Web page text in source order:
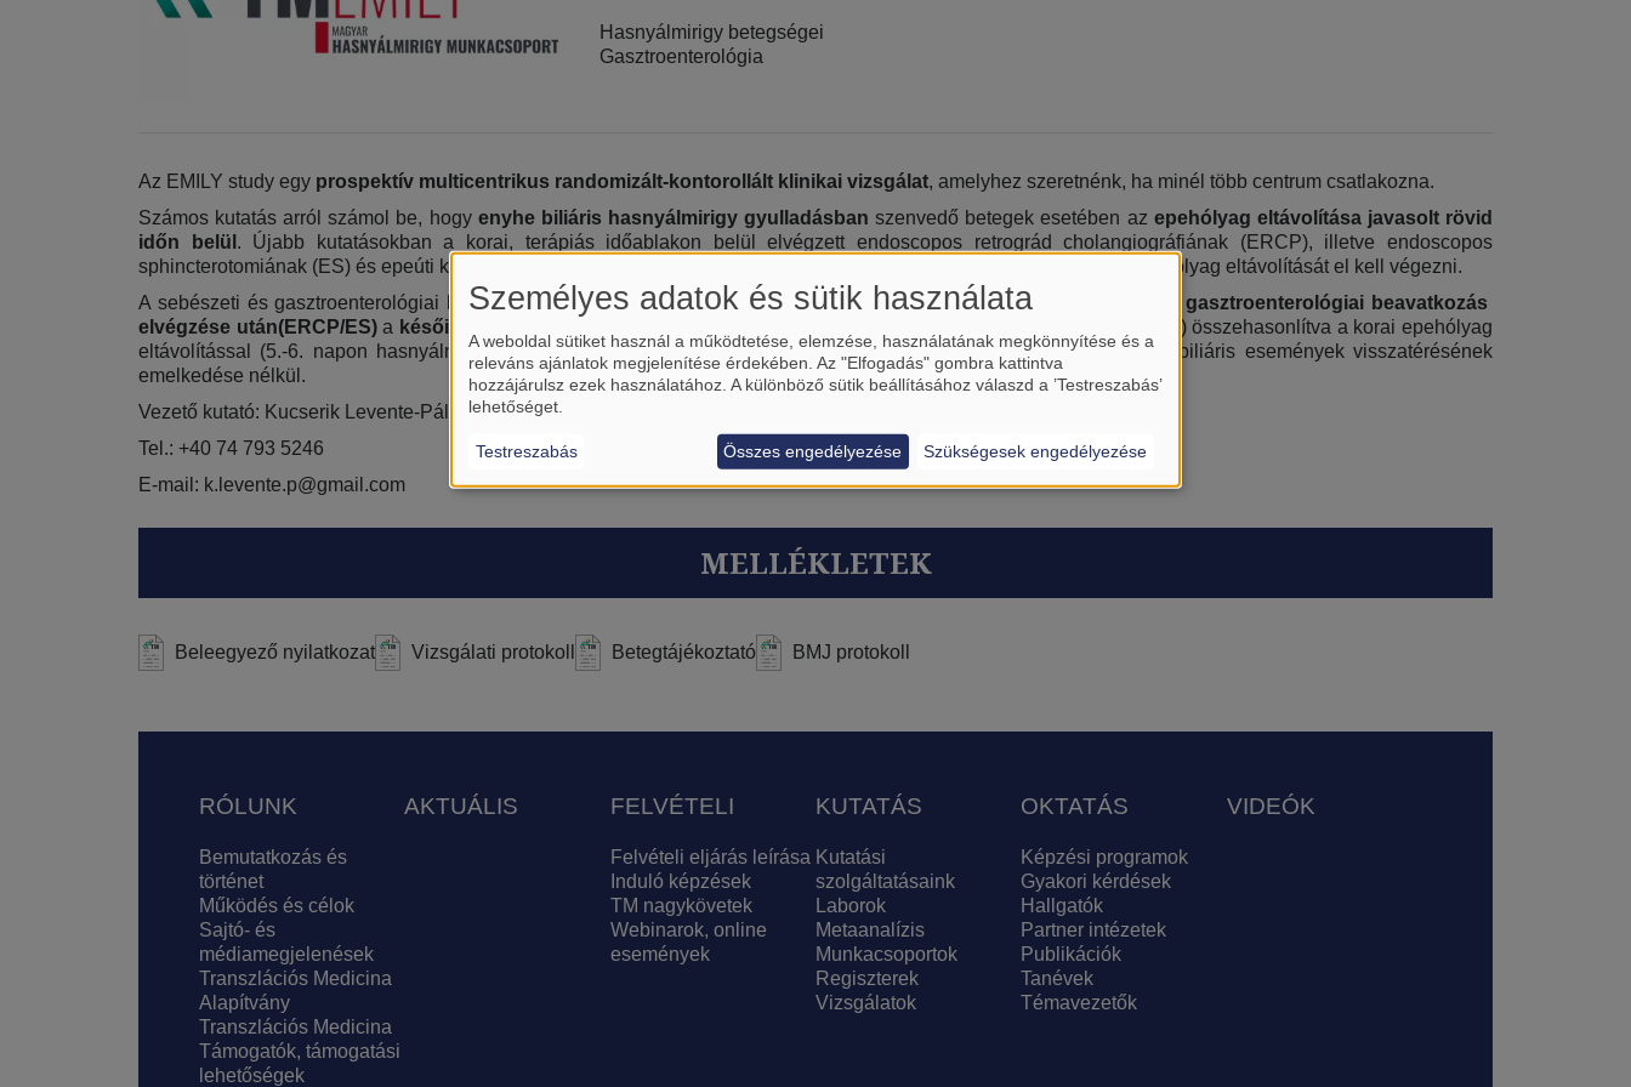
Hasnyálmirigy betegségei
Gasztroenterológia
Az EMILY study egy prospektív multicentrikus randomizált-kontorollált klinikai vizsgálat, amelyhez szeretnénk, ha minél több centrum csatlakozna.
Számos kutatás arról számol be, hogyenyhe biliáris hasnyálmirigy gyulladásban szenvedő betegek esetében az epehólyag eltávolítása javasolt rövid
időn belül . Újabb kutatásokban a korai, terápiás időablakon belül elvégzett endoscopos retrográd cholangiográfiának (ERCP), illetve endoscopos
sphincterotomiának (ES) és epeúti kőextractionak tulajdonítanak jelentőséget, ami viszont nem zárja ki azt, hogy az epehólyag eltávolítását el kell végezni.
A sebészeti és gasztroenterológiai kezelési forma együttes alkalmazásával a tanulmány fő célja, hogy bebizonyítsuk agasztroenterológiai beavatkozás
elvégzése után(ERCP/ES)a késői epehólyag eltávolítást
(45.-60. nap között a hasnyálmirigy gyulladás lezajlása után) összehasonlítva a korai epehólyag
eltávolítással (5.-6. napon hasnyálmirigy gyulladás lezajlása után), elvégezhetőugyanazzal az eredménnyelés a biliáris események visszatérésének
emelkedése nélkül.
Vezető kutató: Kucserik Levente-Pál
Tel.: +40 74 793 5246
E-mail: k.levente.p@gmail.com
MELLÉKLETEK
Beleegyező nyilatkozat Vizsgálati protokoll Betegtájékoztató BMJ protokoll
Lábléc
RÓLUNK
Bemutatkozás és
történet
Működés és célok
Sajtó- és
médiamegjelenések
Transzlációs Medicina
Alapítvány
Transzlációs Medicina
Támogatók, támogatási
lehetőségek
AKTUÁLIS FELVÉTELI
Felvételi eljárás leírása
Induló képzések
TM nagykövetek
Webinarok, online
események
KUTATÁS
Kutatási
szolgáltatásaink
Laborok
Metaanalízis
Munkacsoportok
Regiszterek
Vizsgálatok
OKTATÁS
Képzési programok
Gyakori kérdések
Hallgatók
Partner intézetek
Publikációk
Tanévek
Témavezetők
VIDEÓK
Személyes adatok és sütik használata
A weboldal sütiket használ a működtetése, elemzése, használatának megkönnyítése és a
releváns ajánlatok megjelenítése érdekében. Az "Elfogadás" gombra kattintva
hozzájárulsz ezek használatához. A különböző sütik beállításához válaszd a ’Testreszabás’
lehetőséget.
Testreszabás Szükségesek engedélyezése
Összes engedélyezése